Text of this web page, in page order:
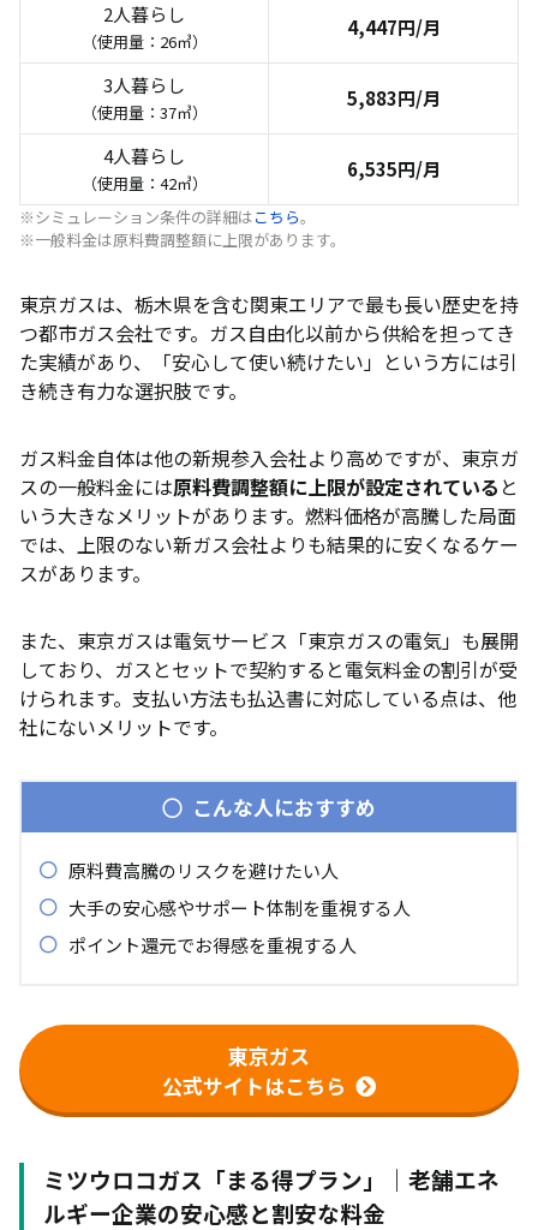
2人暮らし
（使用量：26㎥）
4,447円/月
3人暮らし
（使用量：37㎥）
5,883円/月
4人暮らし
（使用量：42㎥）
6,535円/月
※シミュレーション条件の詳細はこちら。
※一般料金は原料費調整額に上限があります。
東京ガスは、栃木県を含む関東エリアで最も長い歴史を持
つ都市ガス会社です。ガス自由化以前から供給を担ってき
た実績があり、「安心して使い続けたい」という方には引
き続き有力な選択肢です。
ガス料金自体は他の新規参入会社より高めですが、東京ガ
スの一般料金には原料費調整額に上限が設定されている と
いう大きなメリットがあります。燃料価格が高騰した局面
では、上限のない新ガス会社よりも結果的に安くなるケー
スがあります。
また、東京ガスは電気サービス「東京ガスの電気」も展開
しており、ガスとセットで契約すると電気料金の割引が受
けられます。支払い方法も払込書に対応している点は、他
社にないメリットです。
こんな人におすすめ
原料費高騰のリスクを避けたい人
大手の安心感やサポート体制を重視する人
ポイント還元でお得感を重視する人
東京ガス
公式サイトはこちら
ミツウロコガス「まる得プラン」｜老舗エネ
ルギー企業の安心感と割安な料金